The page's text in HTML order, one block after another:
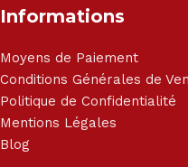
Informations
Moyens de Paiement
Conditions Générales de
Politique de Confidentialité
Mentions Légales
Blog